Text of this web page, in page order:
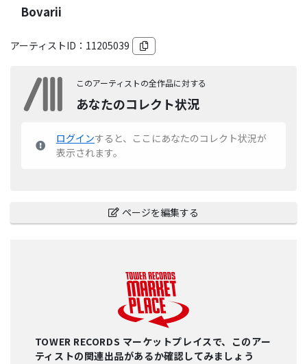
Bovarii
アーティストID： 11205039
このアーティストの全作品に対する
あなたのコレクト状況
ログインすると、ここにあなたのコレクト状況が
表示されます。
ページを編集する
TOWER RECORDS マーケットプレイスで、このアー
ティストの関連出品があるか確認してみましょう